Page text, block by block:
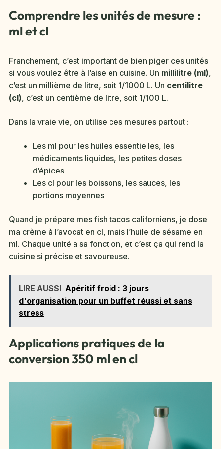
Comprendre les unités de mesure :
ml et cl
Franchement, c’est important de bien piger ces unités
si vous voulez être à l’aise en cuisine. Un millilitre (ml),
c’est un millième de litre, soit 1/1000 L. Un centilitre
(cl), c’est un centième de litre, soit 1/100 L.
Dans la vraie vie, on utilise ces mesures partout :
Les ml pour les huiles essentielles, les
médicaments liquides, les petites doses
d’épices
Les cl pour les boissons, les sauces, les
portions moyennes
Quand je prépare mes fish tacos californiens, je dose
ma crème à l’avocat en cl, mais l’huile de sésame en
ml. Chaque unité a sa fonction, et c’est ça qui rend la
cuisine si précise et savoureuse.
LIRE AUSSI Apéritif froid : 3 jours
d'organisation pour un buffet réussi et sans
stress
Applications pratiques de la
conversion 350 ml en cl